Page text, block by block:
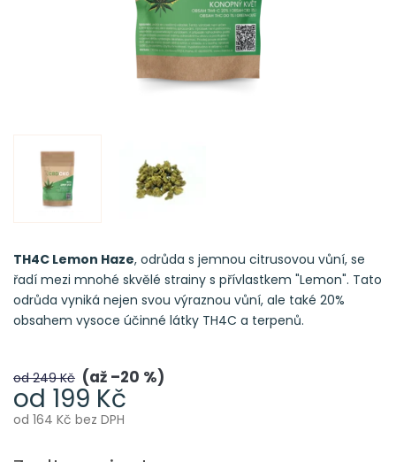
od 249 Kč až –20 %
od 199 Kč
od 164 Kč bez DPH
TH4C Lemon Haze, odrůda s jemnou citrusovou vůní, se
řadí mezi mnohé skvělé strainy s přívlastkem "Lemon". Tato
odrůda vyniká nejen svou výraznou vůní, ale také 20%
obsahem vysoce účinné látky TH4C a terpenů.